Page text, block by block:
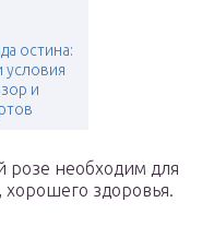
остина:
условия
и
розе необходим для
здоровья.